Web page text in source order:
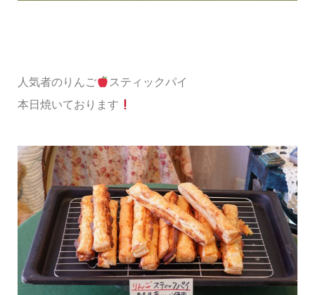
人気者のりんご
スティックパイ
本日焼いております